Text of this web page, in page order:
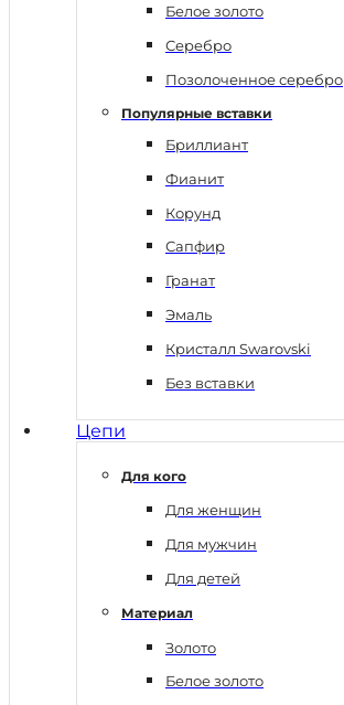
Белое золото
Серебро
Позолоченное серебро
Популярные вставки
Бриллиант
Фианит
Корунд
Сапфир
Гранат
Эмаль
Кристалл Swarovski
Без вставки
Цепи
Для кого
Для женщин
Для мужчин
Для детей
Материал
Золото
Белое золото